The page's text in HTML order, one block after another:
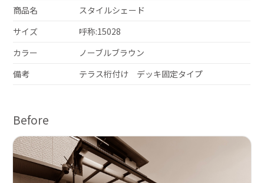
商品名
スタイルシェード
サイズ
呼称:15028
カラー
ノーブルブラウン
備考
テラス桁付け デッキ固定タイプ
Before